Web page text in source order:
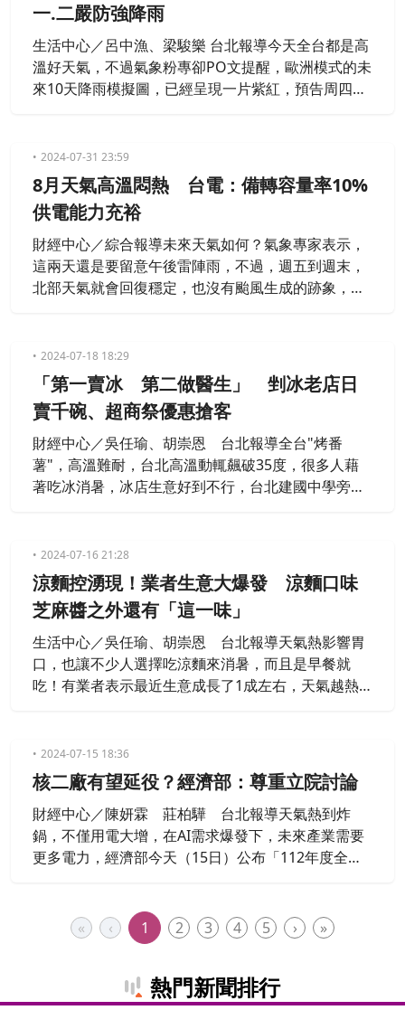
一.二嚴防強降雨
生活中心／呂中漁、梁駿樂 台北報導今天全台都是高
溫好天氣，不過氣象粉專卻PO文提醒，歐洲模式的未
來10天降雨模擬圖，已經呈現一片紫紅，預告周四開
2024-07-31 23:59
8月天氣高溫悶熱 台電：備轉容量率10%
供電能力充裕
財經中心／綜合報導未來天氣如何？氣象專家表示，
這兩天還是要留意午後雷陣雨，不過，週五到週末，
北部天氣就會回復穩定，也沒有颱風生成的跡象，屬
量率10%，供電能力充裕。
2024-07-18 18:29
「第一賣冰 第二做醫生」 剉冰老店日
賣千碗、超商祭優惠搶客
財經中心／吳任瑜、胡崇恩 台北報導全台"烤番
薯"，高溫難耐，台北高溫動輒飆破35度，很多人藉
著吃冰消暑，冰店生意好到不行，台北建國中學旁老
間冰店，競爭激烈。
2024-07-16 21:28
涼麵控湧現！業者生意大爆發 涼麵口味
芝麻醬之外還有「這一味」
生活中心／吳任瑜、胡崇恩 台北報導天氣熱影響胃
口，也讓不少人選擇吃涼麵來消暑，而且是早餐就
吃！有業者表示最近生意成長了1成左右，天氣越熱
乃滋，在台北也能吃到中南部口味。
2024-07-15 18:36
核二廠有望延役？經濟部：尊重立院討論
財經中心／陳妍霖 莊柏驊 台北報導天氣熱到炸
鍋，不僅用電大增，在AI需求爆發下，未來產業需要
更多電力，經濟部今天（15日）公布「112年度全國
月已經和新北市政府完成行政調解，最快明年1月施
工，2026年取得運轉執照，就能開始運轉，是否代表
« ‹ 1 2 3 4 5 › »
熱門新聞排行